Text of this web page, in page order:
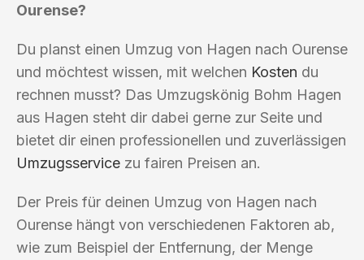
Ourense?
Du planst einen Umzug von Hagen nach Ourense
und möchtest wissen, mit welchen Kosten du
rechnen musst? Das Umzugskönig Bohm Hagen
aus Hagen steht dir dabei gerne zur Seite und
bietet dir einen professionellen und zuverlässigen
Umzugsservice zu fairen Preisen an.
Der Preis für deinen Umzug von Hagen nach
Ourense hängt von verschiedenen Faktoren ab,
wie zum Beispiel der Entfernung, der Menge